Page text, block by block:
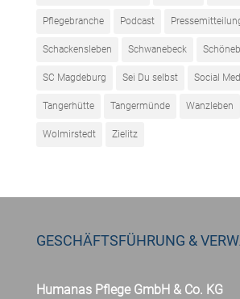
Pflegebranche Podcast
Schackensleben Schwanebeck
SC Magdeburg Sei Du selbst Social
Tangerhütte Tangermünde Wanzleben
Wolmirstedt Zielitz
GESCHÄFTSFÜHRUNG &
Humanas Pflege GmbH & Co. KG